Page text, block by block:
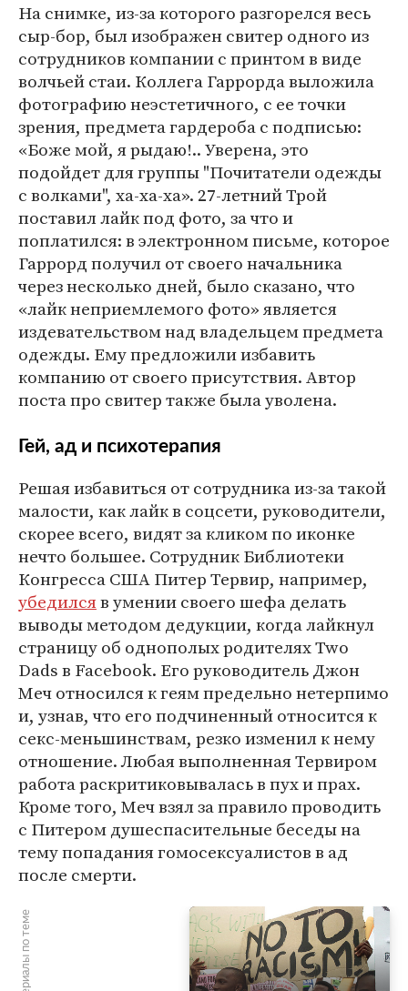
На снимке, из-за которого разгорелся весь
сыр-бор, был изображен свитер одного из
сотрудников компании с принтом в виде
волчьей стаи. Коллега Гаррорда выложила
фотографию неэстетичного, с ее точки
зрения, предмета гардероба с подписью:
«Боже мой, я рыдаю!.. Уверена, это
подойдет для группы "Почитатели одежды
с волками", ха-ха-ха». 27-летний Трой
поставил лайк под фото, за что и
поплатился: в электронном письме, которое
Гаррорд получил от своего начальника
через несколько дней, было сказано, что
«лайк неприемлемого фото» является
издевательством над владельцем предмета
одежды. Ему предложили избавить
компанию от своего присутствия. Автор
поста про свитер также была уволена.
Гей, ад и психотерапия
Решая избавиться от сотрудника из-за такой
малости, как лайк в соцсети, руководители,
скорее всего, видят за кликом по иконке
нечто большее. Сотрудник Библиотеки
Конгресса США Питер Тервир, например,
убедилсяв умении своего шефа делать
выводы методом дедукции, когда лайкнул
страницу об однополых родителях Two
Dads в Facebook. Его руководитель Джон
Меч относился к геям предельно нетерпимо
и, узнав, что его подчиненный относится к
секс-меньшинствам, резко изменил к нему
отношение. Любая выполненная Тервиром
работа раскритиковывалась в пух и прах.
Кроме того, Меч взял за правило проводить
с Питером душеспасительные беседы на
тему попадания гомосексуалистов в ад
после смерти.
Материалы по теме